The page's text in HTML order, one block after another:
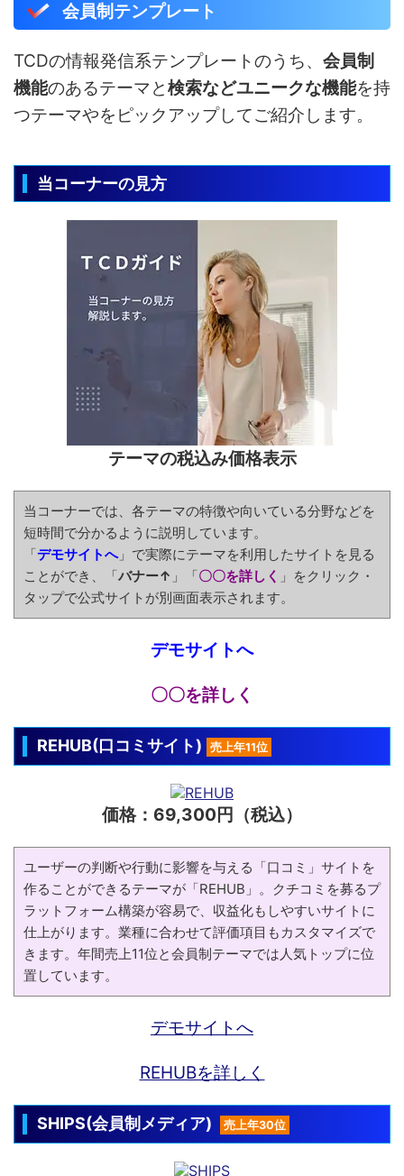
会員制テンプレート
TCDの情報発信系テンプレートのうち、 会員制
機能のあるテーマと検索などユニークな機能を持
つテーマやをピックアップしてご紹介します。
当コーナーの見方
テーマの税込み価格表示
当コーナーでは、各テーマの特徴や向いている分野などを
短時間で分かるように説明しています。
「デモサイトへ」で実際にテーマを利用したサイトを見る
ことができ、「バナー↑ 」「〇〇を詳しく 」をクリック・
タップで公式サイトが別画面表示されます。
デモサイトへ
〇〇を詳しく
REHUB(口コミサイト) 売上年11位
価格：69,300円（税込）
ユーザーの判断や行動に影響を与える「口コミ」サイトを
作ることができるテーマが「REHUB」。クチコミを募るプ
ラットフォーム構築が容易で、収益化もしやすいサイトに
仕上がります。業種に合わせて評価項目もカスタマイズで
きます。年間売上11位と会員制テーマでは人気トップに位
置しています。
デモサイトへ
REHUBを詳しく
SHIPS(会員制メディア) 売上年30位